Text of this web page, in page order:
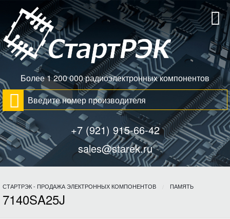
Более 1 200 000 радиоэлектронных компонентов
+7 (921) 915-66-42
sales@starek.ru
СТАРТРЭК - ПРОДАЖА ЭЛЕКТРОННЫХ КОМПОНЕНТОВ ПАМЯТЬ
7140SA25J